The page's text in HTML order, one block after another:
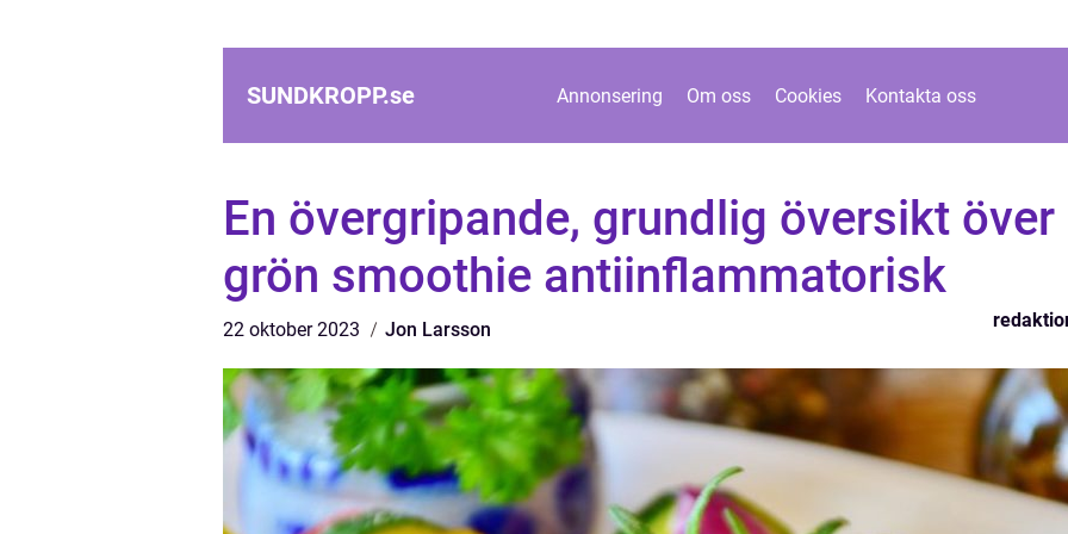
SUNDKROPP.se Annonsering Om oss Cookies Kontakta oss
En övergripande, grundlig översikt över
grön smoothie antiinflammatorisk
22 oktober 2023 Jon Larsson